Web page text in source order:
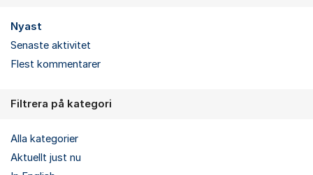
Nyast
Senaste aktivitet
Flest kommentarer
Filtrera på kategori
Alla kategorier
Aktuellt just nu